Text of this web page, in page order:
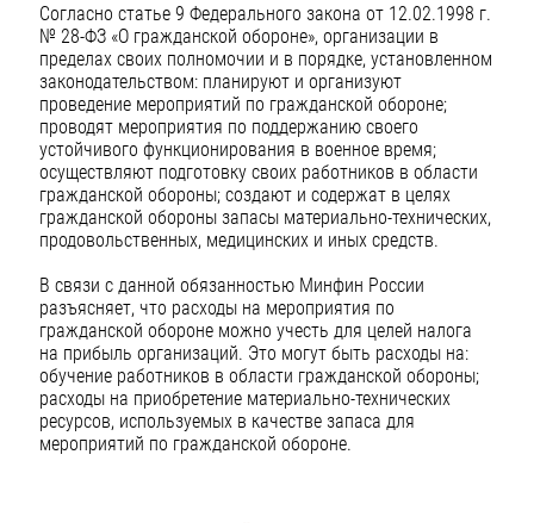
Согласно статье 9 Федерального закона от 12.02.1998 г.
№ 28-ФЗ «О гражданской обороне», организации в
пределах своих полномочии и в порядке, установленном
законодательством: планируют и организуют
проведение мероприятий по гражданской обороне;
проводят мероприятия по поддержанию своего
устойчивого функционирования в военное время;
осуществляют подготовку своих работников в области
гражданской обороны; создают и содержат в целях
гражданской обороны запасы материально-технических,
продовольственных, медицинских и иных средств.
В связи с данной обязанностью Минфин России
разъясняет, что расходы на мероприятия по
гражданской обороне можно учесть для целей налога
на прибыль организаций. Это могут быть расходы на:
обучение работников в области гражданской обороны;
расходы на приобретение материально-технических
ресурсов, используемых в качестве запаса для
мероприятий по гражданской обороне.